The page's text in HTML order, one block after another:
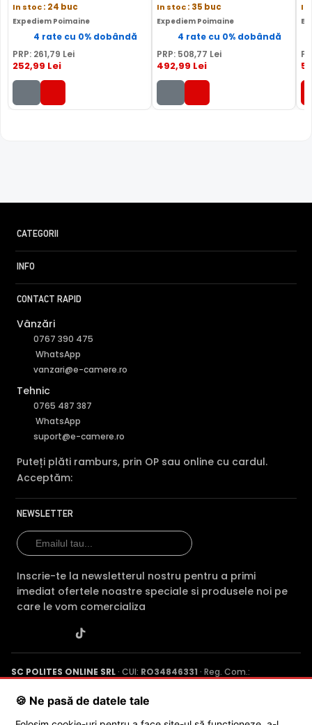
In stoc: 24 buc
Expediem Poimaine
4 rate cu 0% dobândă
PRP: 261,79 Lei
252,99 Lei
In stoc: 35 buc
Expediem Poimaine
4 rate cu 0% dobândă
PRP: 508,77 Lei
492,99 Lei
In
CATEGORII
INFO
CONTACT RAPID
Vânzări
0767 390 475
WhatsApp
vanzari@e-camere.ro
Tehnic
0765 487 387
WhatsApp
suport@e-camere.ro
Puteți plăti ramburs, prin OP sau online cu cardul.
Acceptăm:
NEWSLETTER
Inscrie-te la newsletterul nostru pentru a primi
imediat ofertele noastre speciale si produsele noi pe
care le vom comercializa
SC POLITES ONLINE SRL · CUI: RO34846331 · Reg. Com.:
Poenaru, Nr. 1, Craiova, Jud. Dolj ·
🍪 Ne pasă de datele tale